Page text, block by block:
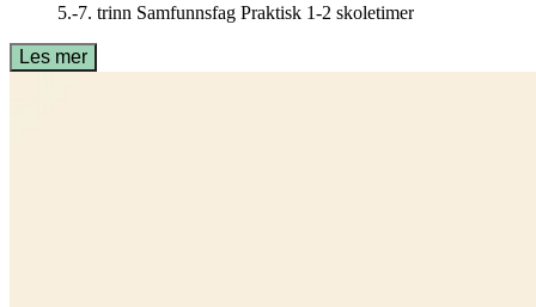
5.-7. trinn Samfunnsfag Praktisk 1-2 skoletimer
Les mer